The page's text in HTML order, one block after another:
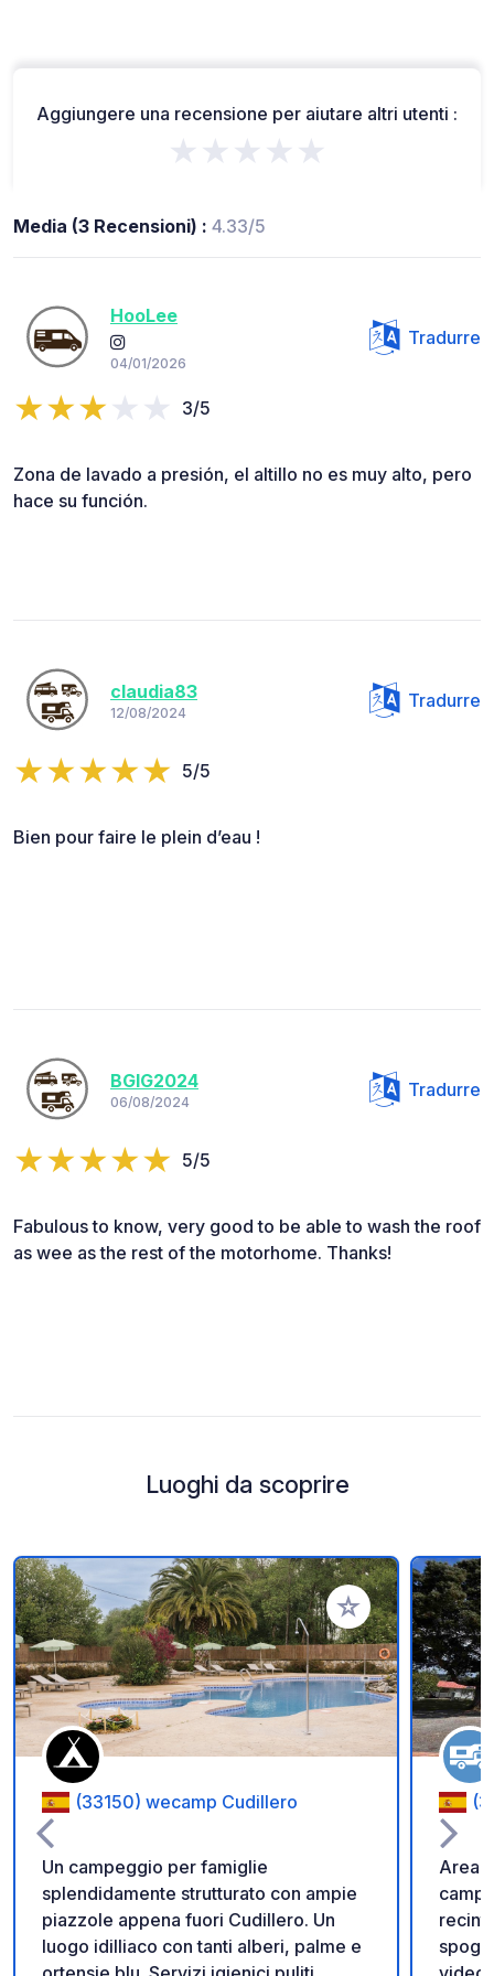
Aggiungere una recensione per aiutare altri utenti :
★★★★★
Media (3 Recensioni) : 4.33/5
HooLee
04/01/2026
Tradurre
3/5
Zona de lavado a presión, el altillo no es muy alto, pero
hace su función.
claudia83
12/08/2024
Tradurre
5/5
Bien pour faire le plein d’eau !
BGIG2024
06/08/2024
Tradurre
5/5
Fabulous to know, very good to be able to wash the roof
as wee as the rest of the motorhome. Thanks!
Luoghi da scoprire
Aggiungi ai tuoi
(33150) wecamp Cudillero
Un campeggio per famiglie
splendidamente strutturato con ampie
piazzole appena fuori Cudillero. Un
luogo idilliaco con tanti alberi, palme e
Area